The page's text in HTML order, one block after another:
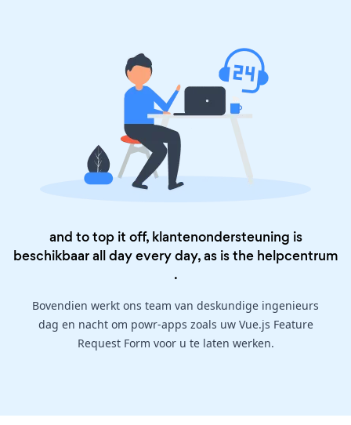
and to top it off, klantenondersteuning is
beschikbaar all day every day, as is the helpcentrum
.
Bovendien werkt ons team van deskundige ingenieurs
dag en nacht om powr-apps zoals uw Vue.js Feature
Request Form voor u te laten werken.